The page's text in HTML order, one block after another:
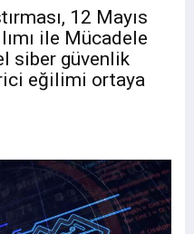
12 Mayıs
ile Mücadele
siber güvenlik
eğilimi ortaya